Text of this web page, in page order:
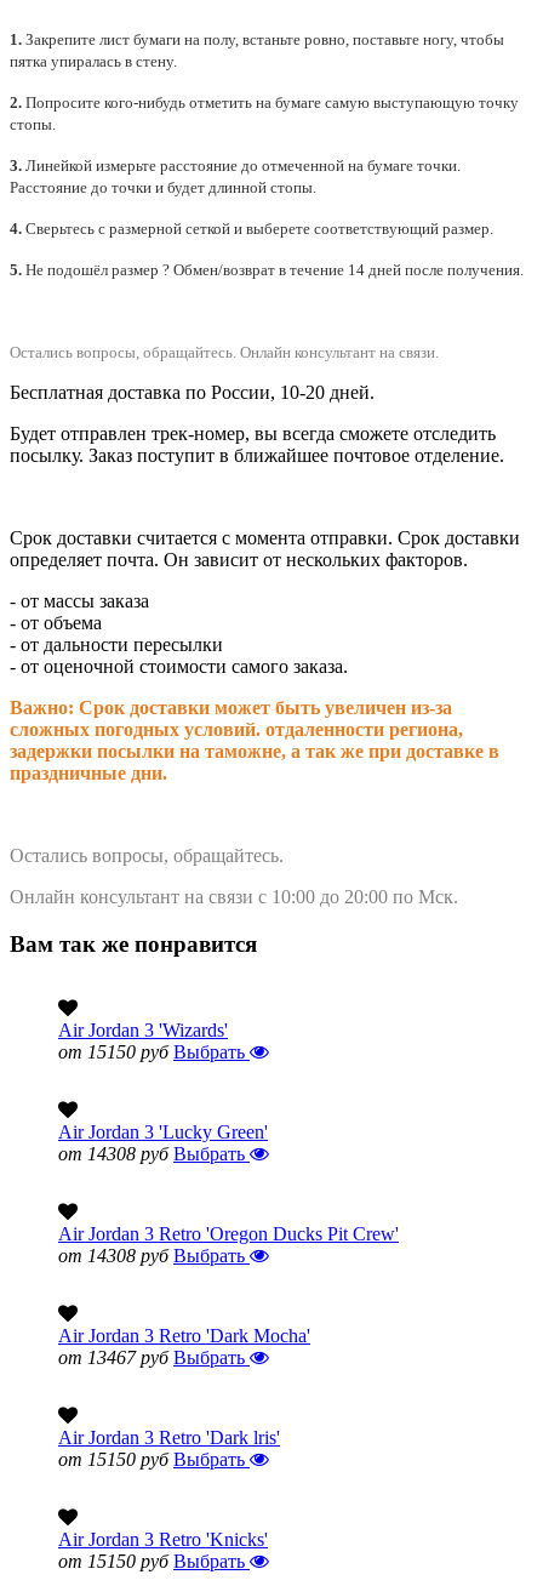
1. Закрепите лист бумаги на полу, встаньте ровно, поставьте ногу, чтобы
пятка упиралась в стену.
2. Попросите кого-нибудь отметить на бумаге самую выступающую точку
стопы.
3. Линейкой измерьте расстояние до отмеченной на бумаге точки.
Расстояние до точки и будет длинной стопы.
4. Сверьтесь с размерной сеткой и выберете соответствующий размер.
5. Не подошёл размер ? Обмен/возврат в течение 14 дней после получения.
Остались вопросы, обращайтесь. Онлайн консультант на связи.
Бесплатная доставка по России, 10-20 дней.
Будет отправлен трек-номер, вы всегда сможете отследить
посылку. Заказ поступит в ближайшее почтовое отделение.
Срок доставки считается с момента отправки. Срок доставки
определяет почта. Он зависит от нескольких факторов.
- от массы заказа
- от объема
- от дальности пересылки
- от оценочной стоимости самого заказа.
Важно: Срок доставки может быть увеличен из-за
сложных погодных условий. отдаленности региона,
задержки посылки на таможне, а так же при доставке в
праздничные дни.
Остались вопросы, обращайтесь.
Онлайн консультант на связи с 10:00 до 20:00 по Мск.
Вам так же понравится
Air Jordan 3 'Wizards'
от 15150 руб Выбрать
Air Jordan 3 'Lucky Green'
от 14308 руб Выбрать
Air Jordan 3 Retro 'Oregon Ducks Pit Crew'
от 14308 руб Выбрать
Air Jordan 3 Retro 'Dark Mocha'
от 13467 руб Выбрать
Air Jordan 3 Retro 'Dark lris'
от 15150 руб Выбрать
Air Jordan 3 Retro 'Knicks'
от 15150 руб Выбрать